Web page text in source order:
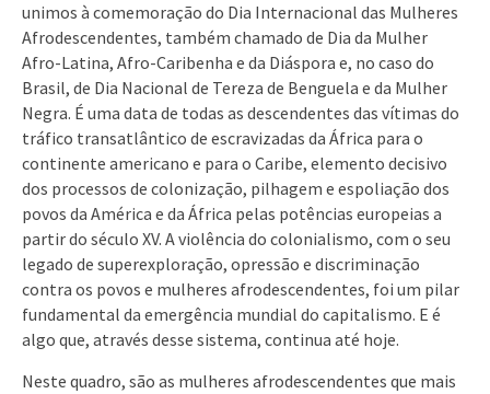
unimos à comemoração do Dia Internacional das Mulheres
Afrodescendentes, também chamado de Dia da Mulher
Afro-Latina, Afro-Caribenha e da Diáspora e, no caso do
Brasil, de Dia Nacional de Tereza de Benguela e da Mulher
Negra. É uma data de todas as descendentes das vítimas do
tráfico transatlântico de escravizadas da África para o
continente americano e para o Caribe, elemento decisivo
dos processos de colonização, pilhagem e espoliação dos
povos da América e da África pelas potências europeias a
partir do século XV. A violência do colonialismo, com o seu
legado de superexploração, opressão e discriminação
contra os povos e mulheres afrodescendentes, foi um pilar
fundamental da emergência mundial do capitalismo. E é
algo que, através desse sistema, continua até hoje.
Neste quadro, são as mulheres afrodescendentes que mais